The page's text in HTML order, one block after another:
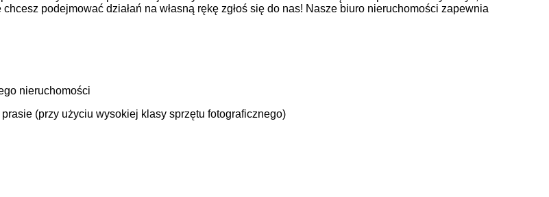
podejmować działań na własną rękę zgłoś się do nas! Nasze biuro nieruchomości zapewnia
nieruchomości
(przy użyciu wysokiej klasy sprzętu fotograficznego)